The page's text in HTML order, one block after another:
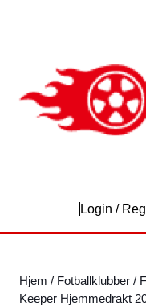
Login /
Hjem / Fotballklubber /
Keeper Hjemmedrakt